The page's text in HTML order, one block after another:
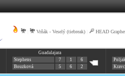
Vrňák - Veselý (tiebreak) HEAD
Guadalajara
Stephens
7 1
6
Bouzková
5 6 2